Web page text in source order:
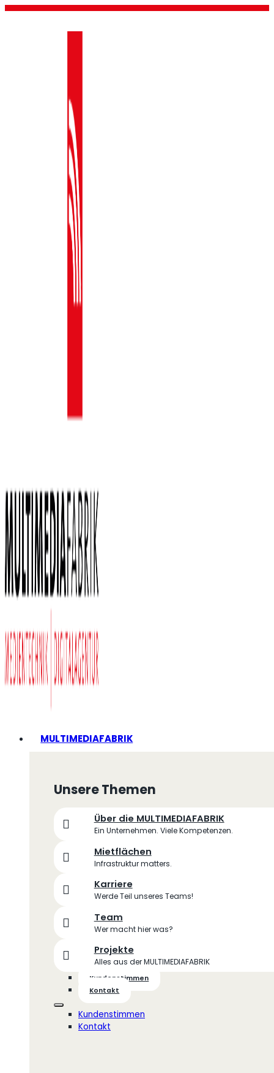
MULTIMEDIAFABRIK
Unsere Themen
Über die MULTIMEDIAFABRIK
Ein Unternehmen. Viele Kompetenzen.
Mietflächen
Infrastruktur matters.
Karriere
Werde Teil unseres Teams!
Team
Wer macht hier was?
Projekte
Alles aus der MULTIMEDIAFABRIK
Kundenstimmen
Kontakt
Kundenstimmen
Kontakt